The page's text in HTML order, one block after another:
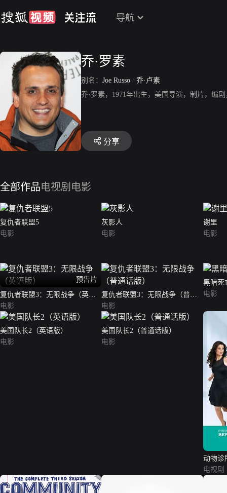
导航
乔·罗素
别名： Joe Russo / 乔·卢素
乔·罗素，1971年出生，美国导演，制片，编
分享
全部作品电视剧 电影
复仇者联盟5
电影
灰影人
电影
谢里
电影
预告片
复仇者联盟3：无限战争（英语
版）
电影
复仇者联盟3：无限战争（普通
话版）
电影
黑暗死
电影
美国队长2（英语版）
电影
美国队长2（普通话版）
电影
动物诊
电视剧